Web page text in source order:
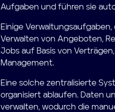
Aufgaben und führen sie
Einige
Verwalten von Angeboten,
Jobs auf Basis von
Management.
Eine solche zentralisierte
organisiert ablaufen. Daten
verwalten, wodurch die